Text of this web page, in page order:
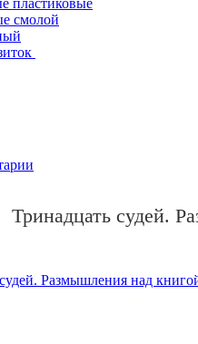
пластиковые
смолой
Тринадцать судей.